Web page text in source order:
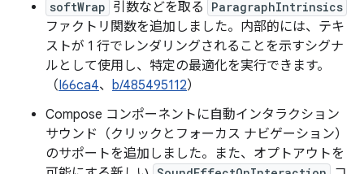
softWrap 引数などを取る ParagraphIntrinsics
ファクトリ関数を追加しました。内部的には、テキ
ストが 1 行でレンダリングされることを示すシグナ
ルとして使用し、特定の最適化を実行できます。
（I66ca4、 b/485495112）
Compose コンポーネントに自動インタラクション
サウンド（クリックとフォーカス ナビゲーション）
のサポートを追加しました。また、オプトアウトを